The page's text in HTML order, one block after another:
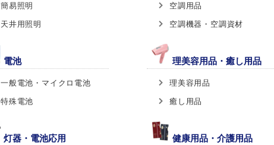
簡易照明
天井用照明
電池
一般電池・マイクロ電池
特殊電池
灯器・電池応用
空調用品
空調機器・空調資材
理美容用品・癒し用品
理美容用品
癒し用品
健康用品・介護用品